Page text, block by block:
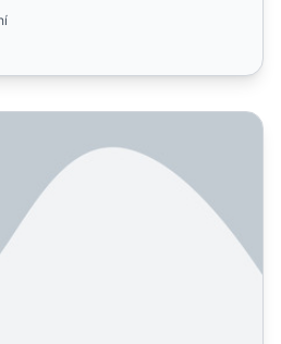
umělé inteligence a viditelnost